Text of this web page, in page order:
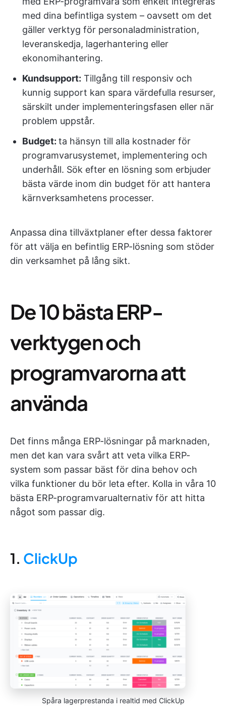
med dina befintliga system – oavsett om det
gäller verktyg för personaladministration,
leveranskedja, lagerhantering eller
ekonomihantering.
Kundsupport: Tillgång till responsiv och
kunnig support kan spara värdefulla resurser,
särskilt under implementeringsfasen eller när
problem uppstår.
Budget: ta hänsyn till alla kostnader för
programvarusystemet, implementering och
underhåll. Sök efter en lösning som erbjuder
bästa värde inom din budget för att hantera
kärnverksamhetens processer.
Anpassa dina tillväxtplaner efter dessa faktorer
för att välja en befintlig ERP-lösning som stöder
din verksamhet på lång sikt.
De 10 bästa ERP-
verktygen och
programvarorna att
använda
Det finns många ERP-lösningar på marknaden,
men det kan vara svårt att veta vilka ERP-
system som passar bäst för dina behov och
vilka funktioner du bör leta efter. Kolla in våra 10
bästa ERP-programvarualternativ för att hitta
något som passar dig.
1. ClickUp
Spåra lagerprestanda i realtid med ClickUp